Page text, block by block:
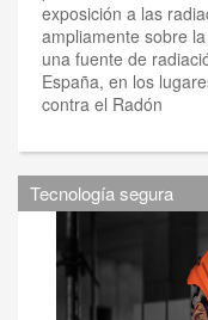
exposición a las
ampliamente sobre
una fuente de
España, en los
contra el Radón
Tecnología segura